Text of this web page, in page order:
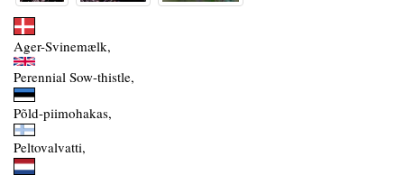
Ager-Svinemælk,
Perennial Sow-thistle,
Põld-piimohakas,
Peltovalvatti,